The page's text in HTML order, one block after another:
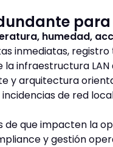
humedad,
inmediatas,
infraestructura LAN
y arquitectura
de red
que impacten la
y gestión